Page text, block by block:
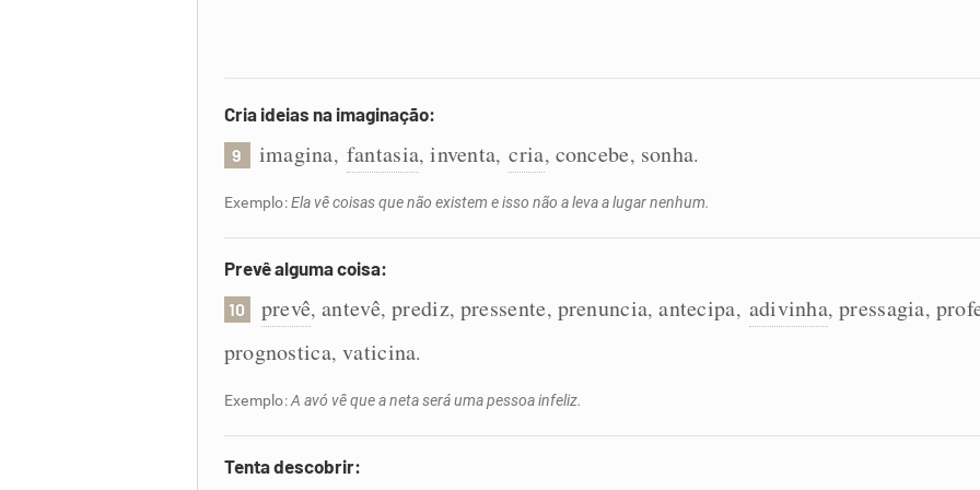
Cria ideias na imaginação:
9 imagina, fantasia,inventa, cria, concebe, sonha.
Exemplo:Ela vê coisas que não existem e isso não a leva a lugar nenhum.
Prevê alguma coisa:
10 prevê,antevê, prediz, pressente, prenuncia,antecipa, adivinha,pressagia,
prognostica, vaticina.
Exemplo:A avó vê que a neta será uma pessoa infeliz.
Tenta descobrir: